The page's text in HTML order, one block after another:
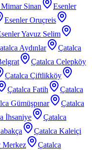
Sinan
Esenler
Esenler Oruçreis
Yavuz Selim
Aydınlar
Çatalca
Çatalca Celepköy
Çatalca Çiftlikköy
Çatalca Fatih
Çatalca
Gümüşpınar
Çatalca
İhsaniye
Çatalca
Çatalca Kaleiçi
Merkez
Çatalca